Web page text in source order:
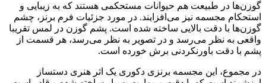
گوزن‌ها در طبیعت هم حیوانات مستحکمی هستند که به زیبایی و
استحکام مجسمه نیز می‌افزایند. در مورد جزئیات فرم برنز، چشم
گوزن‌ها با دقت بالایی ساخته شده است. پشم گوزن در لمس تقریبا
واقعی به نظر می‌رسد و در تصویر به نظر می‌رسد، هر قسمت از
پشم با دقت باورنکردنی برش خورده است.
در مجموع، این مجسمه برنزی دکوری یک اثر هنری دست­ساز